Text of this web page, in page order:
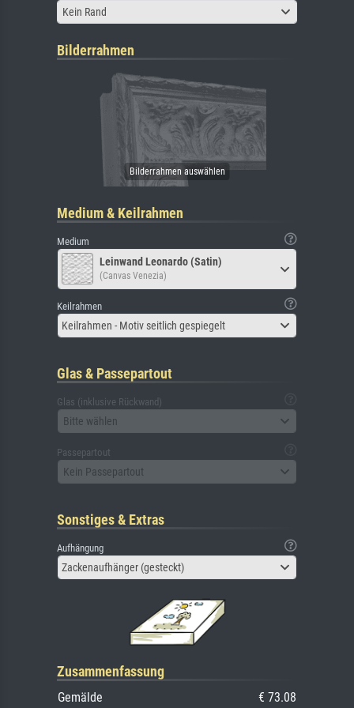
Kein Rand
Bilderrahmen
Medium & Keilrahmen
Medium
Leinwand Leonardo (Satin)
(Canvas Venezia)
Keilrahmen
Keilrahmen - Motiv seitlich gespiegelt
Glas & Passepartout
Glas (inklusive Rückwand)
Bitte wählen
Passepartout
Kein Passepartout
Sonstiges & Extras
Aufhängung
Zackenaufhänger (gesteckt)
Zusammenfassung
Gemälde
€ 73.08